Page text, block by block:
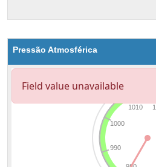
Pressão Atmosférica